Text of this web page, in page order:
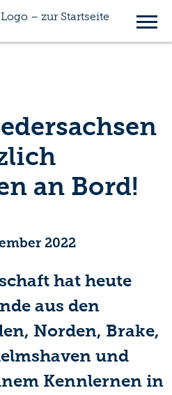
an Bord!
2022
hat heute
aus den
Norden, Brake,
und
Kennlernen in